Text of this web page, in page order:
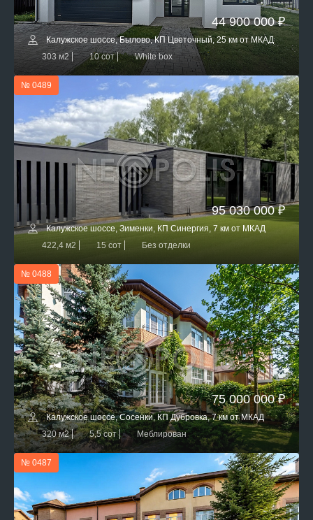
44 900 000 ₽
Калужское шоссе, Былово, КП Цветочный, 25 км от МКАД
303 м2
10 сот White box
№ 0489
95 030 000 ₽
Калужское шоссе, Зименки, КП Синергия, 7 км от МКАД
422,4 м2
15 сот Без отделки
№ 0488
75 000 000 ₽
Калужское шоссе, Сосенки, КП Дубровка, 7 км от МКАД
320 м2
5,5 сот Меблирован
№ 0487